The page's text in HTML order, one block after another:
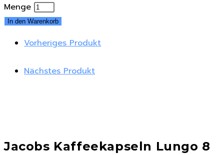
Menge
In den Warenkorb
Vorheriges Produkt
Nächstes Produkt
Jacobs Kaffeekapseln Lungo 8